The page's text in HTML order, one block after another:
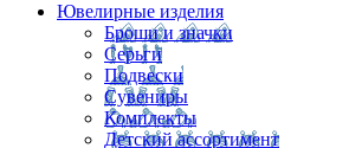
Ювелирные изделия
Броши и значки
Серьги
Подвески
Сувениры
Комплекты
Детский ассортимент